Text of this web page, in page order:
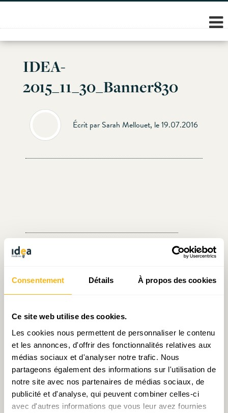
Consentement Détails À propos des cookies
Ce site web utilise des cookies.
Les cookies nous permettent de personnaliser le contenu
et les annonces, d'offrir des fonctionnalités relatives aux
médias sociaux et d'analyser notre trafic. Nous
partageons également des informations sur l'utilisation de
notre site avec nos partenaires de médias sociaux, de
publicité et d'analyse, qui peuvent combiner celles-ci
avec d'autres informations que vous leur avez fournies
Skip
content
IDEA-
2015_11_30_Banner830
Écrit par Sarah Mellouet, le 19.07.2016
Prendre contact avec Sarah Mellouet
Partager: